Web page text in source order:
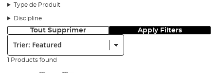
Type de Produit
Discipline
Tout Supprimer Apply Filters
1 Products found